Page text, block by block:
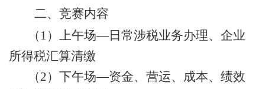
二、竞赛内容
（ 1）上午场—日常涉税业务办理、企业
所得税汇算清缴
（2）下午场—资金、营运、成本、绩效